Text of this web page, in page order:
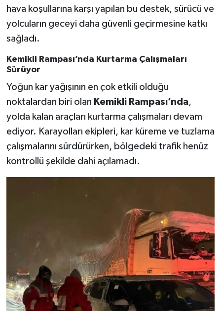
hava koşullarına karşı yapılan bu destek, sürücü ve
yolcuların geceyi daha güvenli geçirmesine katkı
sağladı.
Kemikli Rampası’nda Kurtarma Çalışmaları
Sürüyor
Yoğun kar yağışının en çok etkili olduğu
noktalardan biri olan Kemikli Rampası’nda,
yolda kalan araçları kurtarma çalışmaları devam
ediyor. Karayolları ekipleri, kar küreme ve tuzlama
çalışmalarını sürdürürken, bölgedeki trafik henüz
kontrollü şekilde dahi açılamadı.